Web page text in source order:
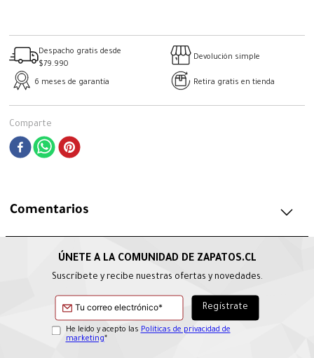
Despacho gratis desde
$79.990
Devolución simple
6 meses de garantía Retira gratis en tienda
Comparte
Comentarios
Suscríbete y recibe nuestras ofertas y novedades.
He leído y acepto las Políticas de privacidad de
marketing*